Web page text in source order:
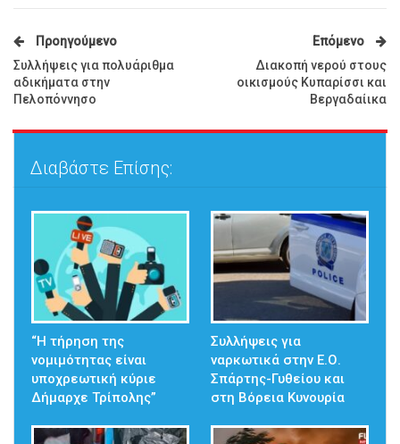
Προηγούμενο
Συλλήψεις για πολυάριθμα
αδικήματα στην
Πελοπόννησο
Επόμενο
Διακοπή νερού στους
οικισμούς Κυπαρίσσι και
Βεργαδαίικα
Διαβάστε Επίσης:
“Η τήρηση της
νομιμότητας είναι
υποχρεωτική κύριε
Δήμαρχε Τρίπολης”
Συλλήψεις για
ναρκωτικά στην Ε.Ο.
Σπάρτης-Γυθείου και
στη Βόρεια Κυνουρία